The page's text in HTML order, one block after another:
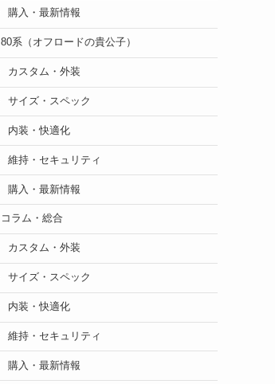
購入・最新情報
80系（オフロードの貴公子）
カスタム・外装
サイズ・スペック
内装・快適化
維持・セキュリティ
購入・最新情報
コラム・総合
カスタム・外装
サイズ・スペック
内装・快適化
維持・セキュリティ
購入・最新情報